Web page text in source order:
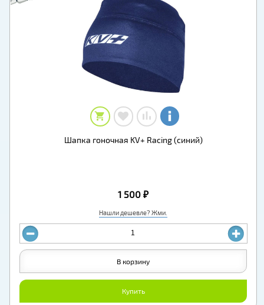
Шапка гоночная KV+ Racing (синий)
Нашли дешевле? Жми.
1 500 ₽
Купить
В корзину